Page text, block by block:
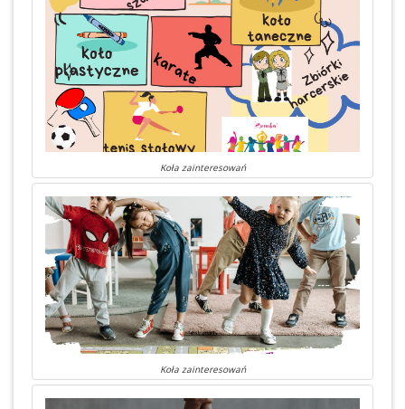
Koła zainteresowań
Koła zainteresowań